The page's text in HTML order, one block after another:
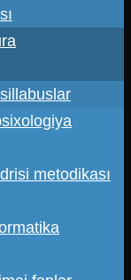
metodikası